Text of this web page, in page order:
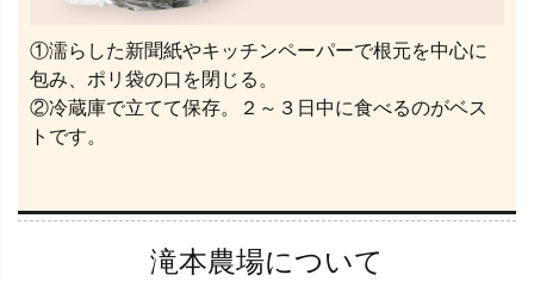
①濡らした新聞紙やキッチンペーパーで根元を中心に
包み、ポリ袋の口を閉じる。
②冷蔵庫で立てて保存。２～３日中に食べるのがベス
トです。
滝本農場について